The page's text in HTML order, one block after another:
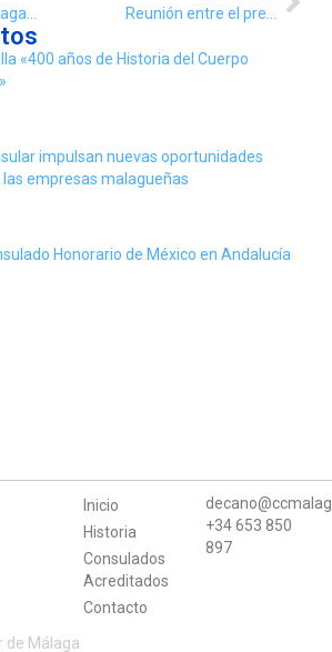
«400 años de Historia del Cuerpo
impulsan nuevas oportunidades
empresas malagueñas
Honorario de México en Andalucía
Inicio
Historia
Consulados
Acreditados
Contacto
+34 653 850
897
de Málaga